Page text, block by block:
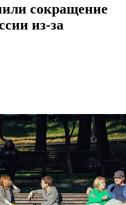
сокращение
из-за